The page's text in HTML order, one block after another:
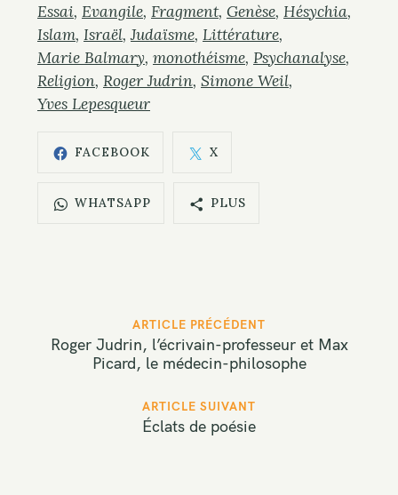
Essai Evangile Fragment Genèse Hésychia
Islam Israël Judaïsme Littérature
Marie Balmary monothéisme Psychanalyse
Religion Roger Judrin Simone Weil
Yves Lepesqueur
FACEBOOK X
WHATSAPP PLUS
ARTICLE PRÉCÉDENT
Roger Judrin, l’écrivain-professeur et Max
Picard, le médecin-philosophe
ARTICLE SUIVANT
Éclats de poésie